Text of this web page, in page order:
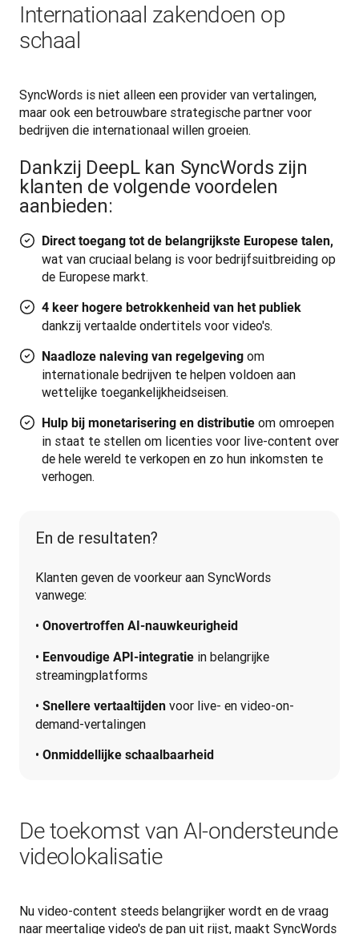
Internationaal zakendoen op
schaal
SyncWords is niet alleen een provider van vertalingen,
maar ook een betrouwbare strategische partner voor
bedrijven die internationaal willen groeien.
Dankzij DeepL kan SyncWords zijn
klanten de volgende voordelen
aanbieden:
Direct toegang tot de belangrijkste Europese talen,
wat van cruciaal belang is voor bedrijfsuitbreiding op
de Europese markt.
4 keer hogere betrokkenheid van het publiek
dankzij vertaalde ondertitels voor video's.
Naadloze naleving van regelgeving om
internationale bedrijven te helpen voldoen aan
wettelijke toegankelijkheidseisen.
Hulp bij monetarisering en distributie om omroepen
in staat te stellen om licenties voor live-content over
de hele wereld te verkopen en zo hun inkomsten te
verhogen.
En de resultaten?
Klanten geven de voorkeur aan SyncWords
vanwege:
• Onovertroffen AI-nauwkeurigheid
• Eenvoudige API-integratie in belangrijke
streamingplatforms
• Snellere vertaaltijden voor live- en video-on-
demand-vertalingen
• Onmiddellijke schaalbaarheid
De toekomst van AI-ondersteunde
videolokalisatie
Nu video-content steeds belangrijker wordt en de vraag
naar meertalige video's de pan uit rijst, maakt SyncWords